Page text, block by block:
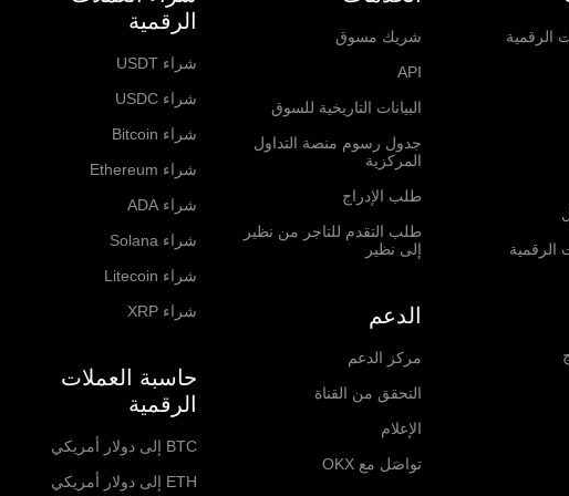
الرقمية
الرقمية
شريك مسوق
API
البيانات التاريخية للسوق
جدول رسوم منصة التداول
المركزية
طلب الإدراج
طلب التقدم للتاجر من نظير
إلى نظير
الدعم
مركز الدعم
التحقق من القناة
الإعلام
تواصَل مع OKX
الرقمية
شراء USDT
شراء USDC
شراء Bitcoin
شراء Ethereum
شراء ADA
شراء Solana
شراء Litecoin
شراء XRP
حاسبة العملات
الرقمية
BTC إلى دولار أمريكي
ETH إلى دولار أمريكي